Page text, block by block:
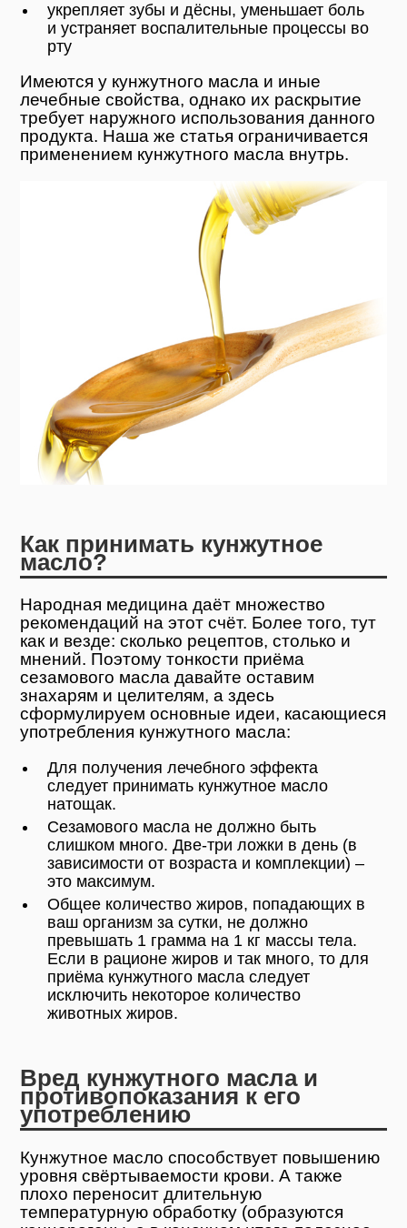
укрепляет зубы и дёсны, уменьшает боль
и устраняет воспалительные процессы во
рту
Имеются у кунжутного масла и иные
лечебные свойства, однако их раскрытие
требует наружного использования данного
продукта. Наша же статья ограничивается
применением кунжутного масла внутрь.
Как принимать кунжутное
масло?
Народная медицина даёт множество
рекомендаций на этот счёт. Более того, тут
как и везде: сколько рецептов, столько и
мнений. Поэтому тонкости приёма
сезамового масла давайте оставим
знахарям и целителям, а здесь
сформулируем основные идеи, касающиеся
употребления кунжутного масла:
Для получения лечебного эффекта
следует принимать кунжутное масло
натощак.
Сезамового масла не должно быть
слишком много. Две-три ложки в день (в
зависимости от возраста и комплекции) –
это максимум.
Общее количество жиров, попадающих в
ваш организм за сутки, не должно
превышать 1 грамма на 1 кг массы тела.
Если в рационе жиров и так много, то для
приёма кунжутного масла следует
исключить некоторое количество
животных жиров.
Вред кунжутного масла и
противопоказания к его
употреблению
Кунжутное масло способствует повышению
уровня свёртываемости крови. А также
плохо переносит длительную
температурную обработку (образуются